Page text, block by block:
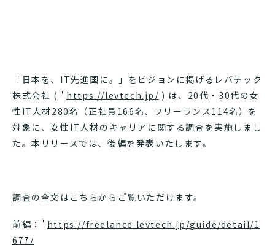
「日本を、IT先進国に。」をビジョンに掲げるレバテック
株式会社 ( https://levtech.jp/ ) は、20代・30代の女
性IT人材280名（正社員166名、フリーランス114名） を
対象に、女性IT人材のキャリアに関する調査を実施しまし
た。本リリースでは、後編を発表いたします。
調査の全文はこちらからご覧いただけます。
前編：
https://freelance.levtech.jp/guide/detail/1
677/